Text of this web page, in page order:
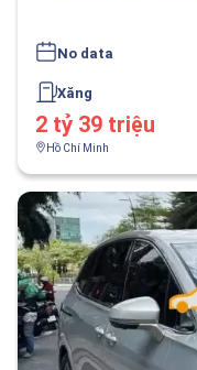
No data
Xăng
2 tỷ 39 triệu
Hồ Chí Minh